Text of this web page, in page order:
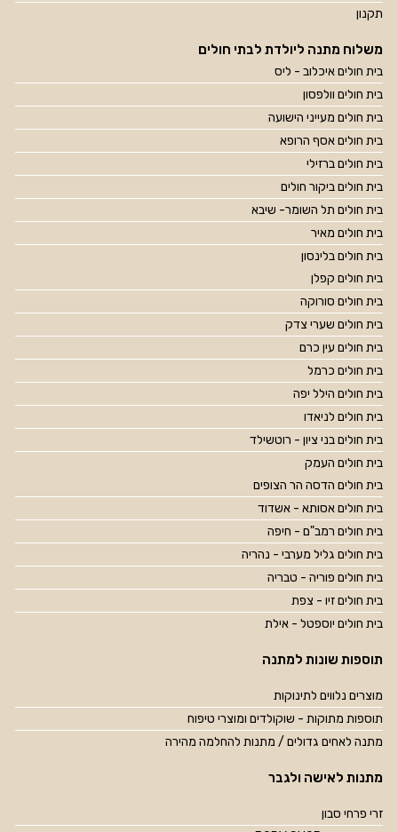
תקנון
משלוח מתנה ליולדת לבתי חולים
בית חולים איכלוב - ליס
בית חולים וולפסון
בית חולים מעייני הישועה
בית חולים אסף הרופא
בית חולים ברזילי
בית חולים ביקור חולים
בית חולים תל השומר- שיבא
בית חולים מאיר
בית חולים בלינסון
בית חולים קפלן
בית חולים סורוקה
בית חולים שערי צדק
בית חולים עין כרם
בית חולים כרמל
בית חולים הילל יפה
בית חולים לניאדו
בית חולים בני ציון - רוטשילד
בית חולים העמק
בית חולים הדסה הר הצופים
בית חולים אסותא - אשדוד
בית חולים רמב"ם - חיפה
בית חולים גליל מערבי - נהריה
בית חולים פוריה - טבריה
בית חולים זיו - צפת
בית חולים יוספטל - אילת
תוספות שונות למתנה
מוצרים נלווים לתינוקות
תוספות מתוקות - שוקולדים ומוצרי טיפוח
מתנה לאחים גדולים / מתנות להחלמה מהירה
מתנות לאישה ולגבר
זרי פרחי סבון